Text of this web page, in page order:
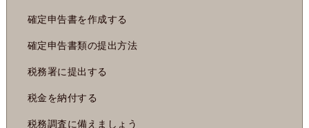
確定申告書を作成する
確定申告書類の提出方法
税務署に提出する
税金を納付する
税務調査に備えましょう